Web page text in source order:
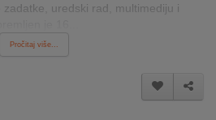
uredski rad, multimediju i
Pročitaj više...